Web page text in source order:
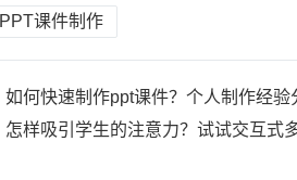
PPT课件制作
如何快速制作ppt课件？个人制作经验
怎样吸引学生的注意力？试试交互式